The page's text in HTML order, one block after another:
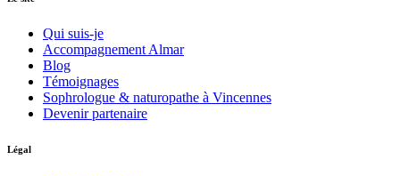
Qui suis-je
Accompagnement Almar
Blog
Témoignages
Sophrologue & naturopathe à Vincennes
Devenir partenaire
Légal